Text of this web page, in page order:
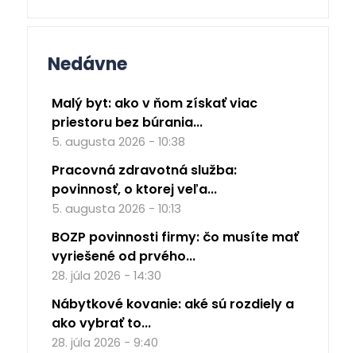
Nedávne
Malý byt: ako v ňom získať viac
priestoru bez búrania...
5. augusta 2026 - 10:38
Pracovná zdravotná služba:
povinnosť, o ktorej veľa...
5. augusta 2026 - 10:13
BOZP povinnosti firmy: čo musíte mať
vyriešené od prvého...
28. júla 2026 - 14:30
Nábytkové kovanie: aké sú rozdiely a
ako vybrať to...
28. júla 2026 - 9:40